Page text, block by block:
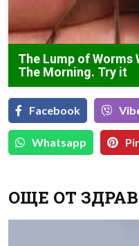
The Lump of Worms
The Morning. Try it
Facebook
Whatsapp
ОЩЕ ОТ